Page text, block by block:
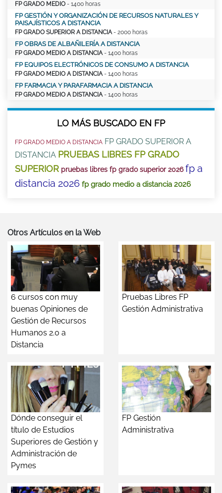
FP GRADO MEDIO - 1400 horas
FP GESTIÓN Y ORGANIZACIÓN DE RECURSOS NATURALES Y
PAISAJÍSTICOS A DISTANCIA
FP GRADO SUPERIOR A DISTANCIA- 2000 horas
FP OBRAS DE ALBAÑILERÍA A DISTANCIA
FP GRADO MEDIO A DISTANCIA- 1400 horas
FP EQUIPOS ELECTRÓNICOS DE CONSUMO A DISTANCIA
FP GRADO MEDIO A DISTANCIA- 1400 horas
FP FARMACIA Y PARAFARMACIA A DISTANCIA
FP GRADO MEDIO A DISTANCIA- 1400 horas
LO MÁS BUSCADO EN FP
FP GRADO MEDIO A DISTANCIA FP GRADO SUPERIOR A
DISTANCIA PRUEBAS LIBRES FP GRADO
SUPERIOR pruebas libres fp grado superior 2026 fp a
distancia 2026 fp grado medio a distancia 2026
Otros Artículos en la Web
6 cursos con muy
buenas Opiniones de
Gestión de Recursos
Humanos 2.0 a
Distancia
Pruebas Libres FP
Gestión Administrativa
Dónde conseguir el
título de Estudios
Superiores de Gestión y
Administración de
Pymes
FP Gestión
Administrativa